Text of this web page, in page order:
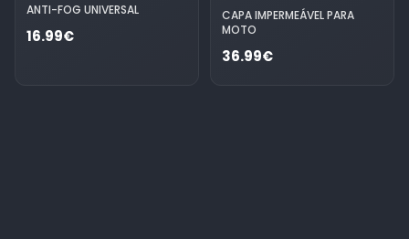
ANTI-FOG UNIVERSAL
16.99€
CAPA IMPERMEÁVEL PARA
MOTO
36.99€